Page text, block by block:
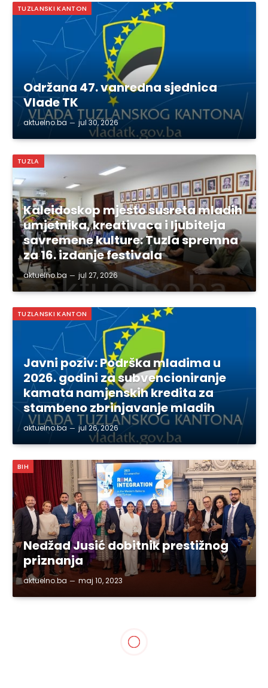
TUZLANSKI KANTON
Održana 47. vanredna sjednica
Vlade TK
aktuelno.ba jul 30, 2026
TUZLA
Kaleidoskop mjesto susreta mladih
umjetnika, kreativaca i ljubitelja
savremene kulture: Tuzla spremna
za 16. izdanje festivala
aktuelno.ba jul 27, 2026
TUZLANSKI KANTON
Javni poziv: Podrška mladima u
2026. godini za subvencioniranje
kamata namjenskih kredita za
stambeno zbrinjavanje mladih
aktuelno.ba jul 26, 2026
BIH
Nedžad Jusić dobitnik prestižnog
priznanja
aktuelno.ba maj 10, 2023